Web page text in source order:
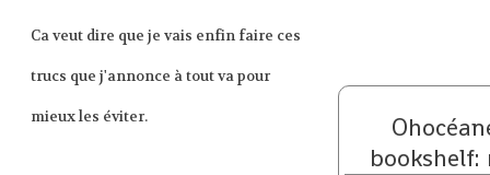
Ca veut dire que je vais enfin faire ces
trucs que j'annonce à tout va pour
mieux les éviter.
bookshelf: